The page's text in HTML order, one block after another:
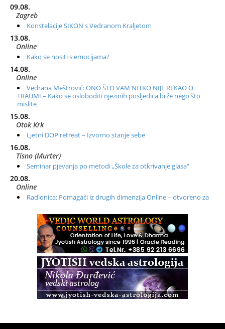
09.08.
Zagreb
Konstelacije SIKON s Vedranom Kraljetom
13.08.
Online
Kako se nositi s emocijama?
14.08.
Online
Vedrana Meštrović: ONO ŠTO VAM NITKO NIJE REKAO O
TRAUMI – Kako se osloboditi njezinih posljedica brže nego što
mislite
15.08.
Otok Krk
Ljetni DOP retreat – Izvorno stanje sebe
16.08.
Tisno (Murter)
Seminar pjevanja po metodi „Škole za otkrivanje glasa“
20.08.
Online
Radionica: Pomagači iz drugih dimenzija Online – otvoreno za
Zagreb+Online
Osnovni ThetaHealing® tečaj, Zagreb i Online
Access BARS®, otpusti stres
Access Energetski Facelift®